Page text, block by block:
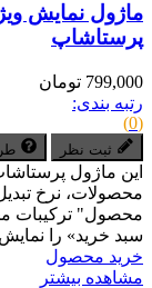
ماژول نمایش
پرستاشاپ
799,000 تومان
رتبه بندی:
(0)
ثبت نظر
این ماژول
محصولات، نرخ
محصول" ترکیبات
سبد خرید» را
خرید محصول
مشاهده بیشتر